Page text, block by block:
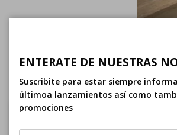
Tiendas
20% OFF
ENTERATE DE NUESTRAS
Suscribite para estar siempre
últimoa lanzamientos así como
promociones